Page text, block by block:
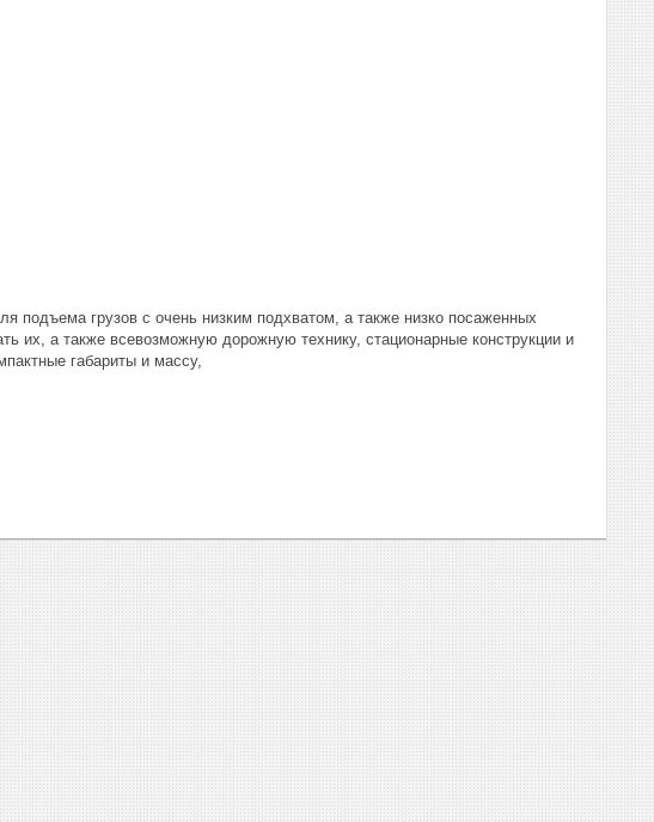
подъема грузов с очень низким подхватом, а также низко посаженных
их, а также всевозможную дорожную технику, стационарные конструкции и
габариты и массу,